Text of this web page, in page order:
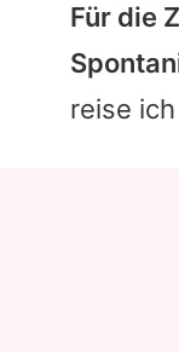
Für die
reise